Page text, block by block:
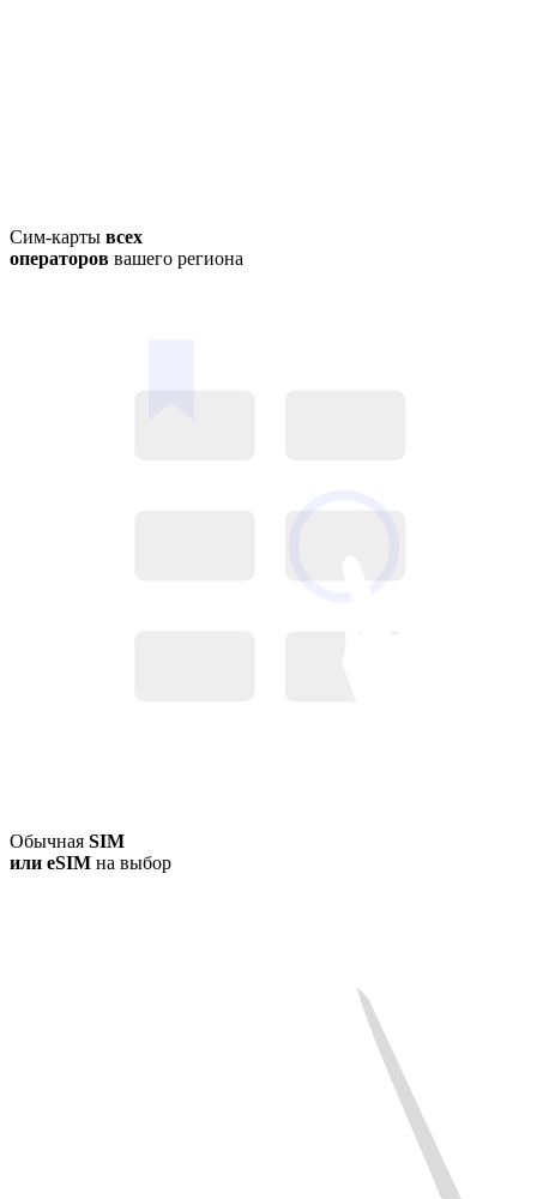
Сим-карты всех
операторов вашего региона
Обычная SIM
или eSIM на выбор